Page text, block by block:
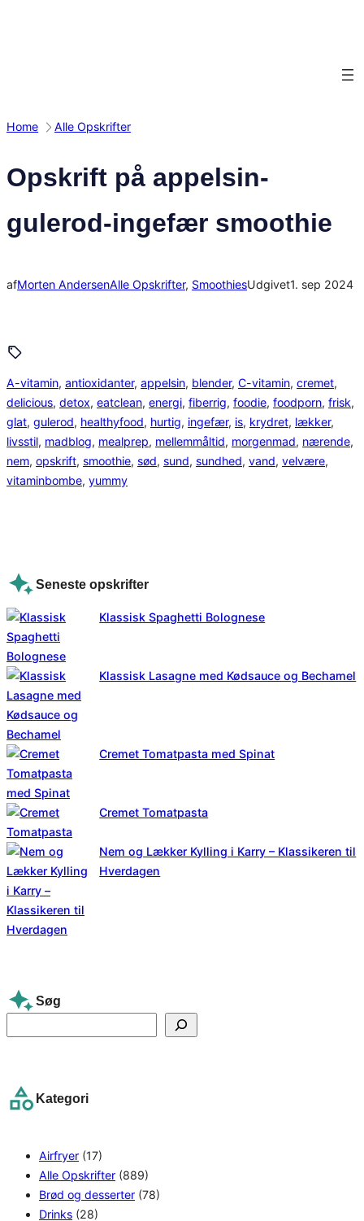
Home Alle Opskrifter
Opskrift på appelsin-
gulerod-ingefær smoothie
afMorten AndersenAlle Opskrifter, SmoothiesUdgivet1. sep 2024
A-vitamin, antioxidanter, appelsin, blender, C-vitamin, cremet
delicious, detox, eatclean, energi, fiberrig, foodie, foodporn, frisk
glat, gulerod, healthyfood, hurtig, ingefær, is, krydret, lækker
livsstil, madblog, mealprep, mellemmåltid, morgenmad, nærende
nem, opskrift, smoothie, sød, sund, sundhed, vand, velvære
vitaminbombe, yummy
Seneste opskrifter
Klassisk Spaghetti Bolognese
Klassisk Lasagne med Kødsauce og Bechamel
Cremet Tomatpasta med Spinat
Cremet Tomatpasta
Nem og Lækker Kylling i Karry – Klassikeren til
Hverdagen
Søg
e
c
Kategori
Airfryer (17)
Alle Opskrifter (889)
Brød og desserter (78)
Drinks (28)